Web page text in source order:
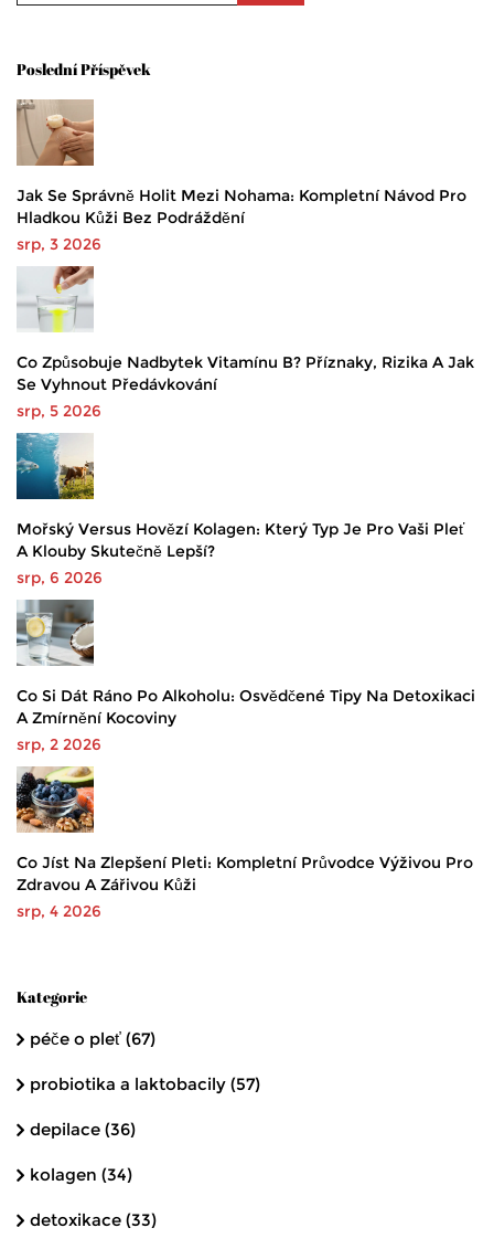
Poslední Příspěvek
Jak Se Správně Holit Mezi Nohama: Kompletní Návod Pro
Hladkou Kůži Bez Podráždění
srp, 3 2026
Co Způsobuje Nadbytek Vitamínu B? Příznaky, Rizika A Jak
Se Vyhnout Předávkování
srp, 5 2026
Mořský Versus Hovězí Kolagen: Který Typ Je Pro Vaši Pleť
A Klouby Skutečně Lepší?
srp, 6 2026
Co Si Dát Ráno Po Alkoholu: Osvědčené Tipy Na Detoxikaci
A Zmírnění Kocoviny
srp, 2 2026
Co Jíst Na Zlepšení Pleti: Kompletní Průvodce Výživou Pro
Zdravou A Zářivou Kůži
srp, 4 2026
Kategorie
péče o pleť (67)
probiotika a laktobacily (57)
depilace (36)
kolagen (34)
detoxikace (33)